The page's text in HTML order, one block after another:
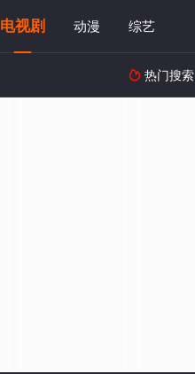
电视剧 动漫 综艺
 热门搜索